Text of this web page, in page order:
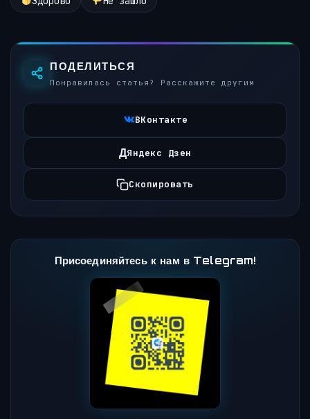
ПОДЕЛИТЬСЯ
Понравилась статья? Расскажите другим
ВКонтакте
ДЯндекс Дзен
Скопировать
Присоединяйтесь к нам в Telegram!